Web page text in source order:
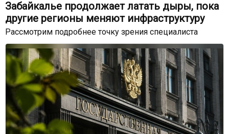
Забайкалье продолжает латать дыры, пока
другие регионы меняют инфраструктуру
Рассмотрим подробнее точку зрения специалиста